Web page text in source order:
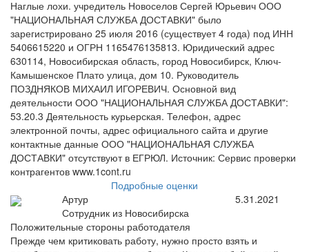
Наглые лохи. учредитель Новоселов Сергей Юрьевич ООО
"НАЦИОНАЛЬНАЯ СЛУЖБА ДОСТАВКИ" было
зарегистрировано 25 июля 2016 (существует 4 года) под ИНН
5406615220 и ОГРН 1165476135813. Юридический адрес
630114, Новосибирская область, город Новосибирск, Ключ-
Камышенское Плато улица, дом 10. Руководитель
ПОЗДНЯКОВ МИХАИЛ ИГОРЕВИЧ. Основной вид
деятельности ООО "НАЦИОНАЛЬНАЯ СЛУЖБА ДОСТАВКИ":
53.20.3 Деятельность курьерская. Телефон, адрес
электронной почты, адрес официального сайта и другие
контактные данные ООО "НАЦИОНАЛЬНАЯ СЛУЖБА
ДОСТАВКИ" отсутствуют в ЕГРЮЛ. Источник: Сервис проверки
контрагентов www.1cont.ru
Подробные оценки
Артур
Сотрудник из Новосибирска
5.31.2021
Положительные стороны работодателя
Прежде чем критиковать работу, нужно просто взять и